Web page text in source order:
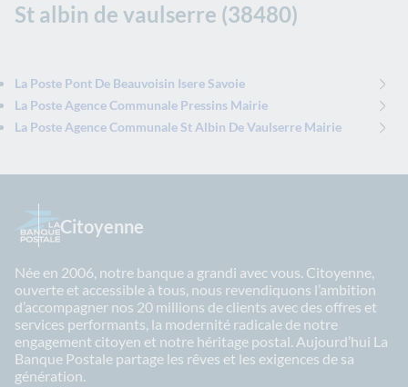
St albin de vaulserre (38480)
La Poste Pont De Beauvoisin Isere Savoie
La Poste Agence Communale Pressins Mairie
La Poste Agence Communale St Albin De Vaulserre Mairie
Citoyenne
Née en 2006, notre banque a grandi avec vous. Citoyenne,
ouverte et accessible à tous, nous revendiquons l’ambition
d’accompagner nos 20 millions de clients avec des offres et
services performants, la modernité radicale de notre
engagement citoyen et notre héritage postal. Aujourd’hui La
Banque Postale partage les rêves et les exigences de sa
génération.